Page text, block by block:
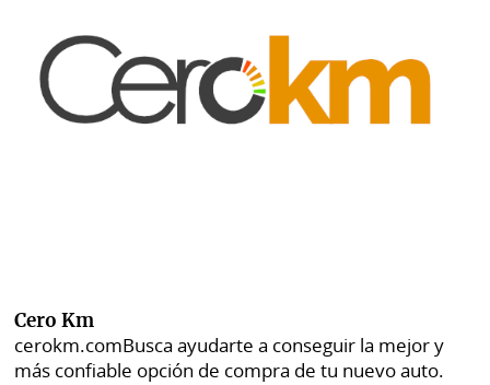
Cero Km
cerokm.comBusca ayudarte a conseguir la mejor y
más confiable opción de compra de tu nuevo auto.